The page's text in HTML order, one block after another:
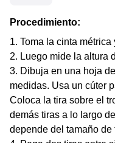
Procedimiento:
Toma la cinta
Luego mide la altura
Dibuja en una hoja
medidas. Usa un cúter
Coloca la tira sobre el
demás tiras a lo largo
depende del tamaño de